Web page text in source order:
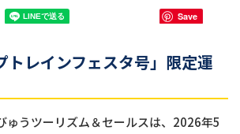
Save
トレインフェスタ号」限定運
ゅうツーリズム＆セールスは、2026年5